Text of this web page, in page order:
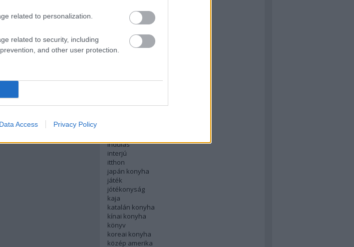
related to personalization.
related to security, including
and other user protection.
Data Access Privacy Policy
dél amerika
English
északi konyha
francia konyha
holland konyha
indulás
interjú
itthon
japán konyha
játék
jótékonyság
kaja
katalán konyha
kínai konyha
könyv
koreai konyha
közép amerika